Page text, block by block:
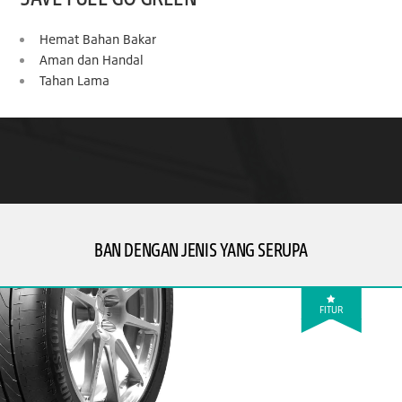
Hemat Bahan Bakar
Aman dan Handal
Tahan Lama
BAN DENGAN JENIS YANG SERUPA
FITUR